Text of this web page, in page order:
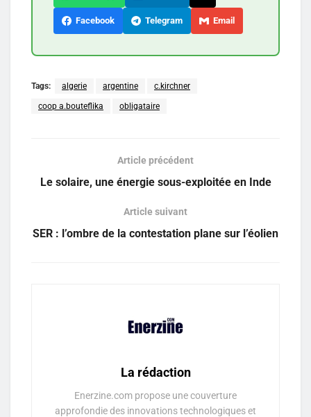
Facebook Telegram Email
Tags: algerie argentine c.kirchner
coop a.bouteflika obligataire
Article précédent
Le solaire, une énergie sous-exploitée en Inde
Article suivant
SER : l’ombre de la contestation plane sur l’éolien
La rédaction
Enerzine.com propose une couverture
approfondie des innovations technologiques et